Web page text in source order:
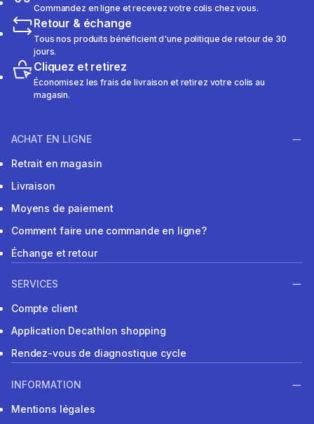
Commandez en ligne et recevez votre colis chez vous.
Retour & échange
Tous nos produits bénéficient d'une politique de retour de 30
jours.
Cliquez et retirez
Économisez les frais de livraison et retirez votre colis au
magasin.
ACHAT EN LIGNE
Retrait en magasin
Livraison
Moyens de paiement
Comment faire une commande en ligne?
Échange et retour
SERVICES
Compte client
Application Decathlon shopping
Rendez-vous de diagnostique cycle
INFORMATION
Mentions légales